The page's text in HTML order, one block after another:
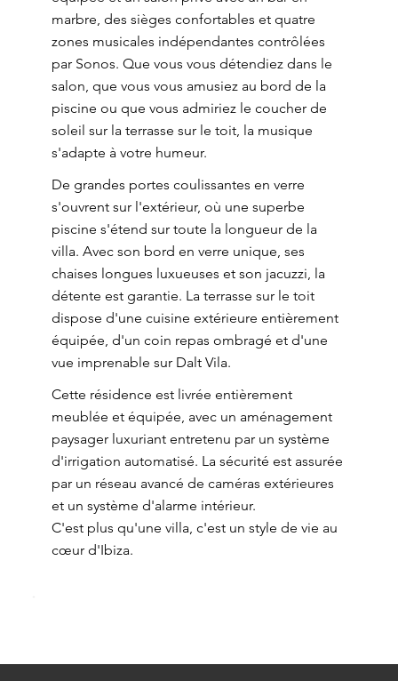
marbre, des sièges confortables et quatre
zones musicales indépendantes contrôlées
par Sonos. Que vous vous détendiez dans le
salon, que vous vous amusiez au bord de la
piscine ou que vous admiriez le coucher de
soleil sur la terrasse sur le toit, la musique
s'adapte à votre humeur.
De grandes portes coulissantes en verre
s'ouvrent sur l'extérieur, où une superbe
piscine s'étend sur toute la longueur de la
villa. Avec son bord en verre unique, ses
chaises longues luxueuses et son jacuzzi, la
détente est garantie. La terrasse sur le toit
dispose d'une cuisine extérieure entièrement
équipée, d'un coin repas ombragé et d'une
vue imprenable sur Dalt Vila.
Cette résidence est livrée entièrement
meublée et équipée, avec un aménagement
paysager luxuriant entretenu par un système
d'irrigation automatisé. La sécurité est assurée
par un réseau avancé de caméras extérieures
et un système d'alarme intérieur.
C'est plus qu'une villa, c'est un style de vie au
cœur d'Ibiza.